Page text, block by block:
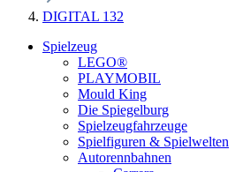
DIGITAL 132
Spielzeug
LEGO®
PLAYMOBIL
Mould King
Die Spiegelburg
Spielzeugfahrzeuge
Spielfiguren & Spielwelten
Autorennbahnen